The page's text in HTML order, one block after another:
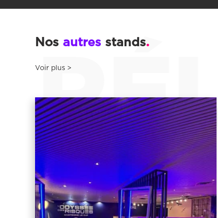
Nos autres stands.
Voir plus >